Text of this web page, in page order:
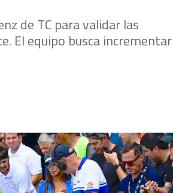
de TC para validar las
El equipo busca incrementar